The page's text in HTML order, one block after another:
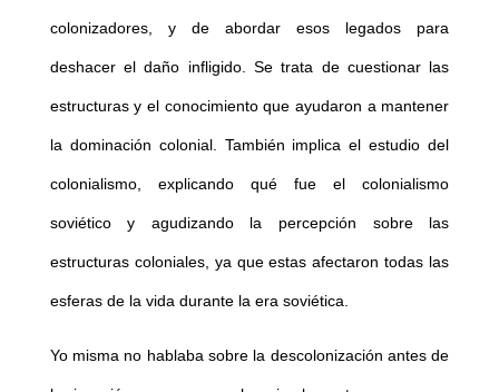
colonizadores, y de abordar esos legados para
deshacer el daño infligido. Se trata de cuestionar las
estructuras y el conocimiento que ayudaron a mantener
la dominación colonial. También implica el estudio del
colonialismo, explicando qué fue el colonialismo
soviético y agudizando la percepción sobre las
estructuras coloniales, ya que estas afectaron todas las
esferas de la vida durante la era soviética.
Yo misma no hablaba sobre la descolonización antes de